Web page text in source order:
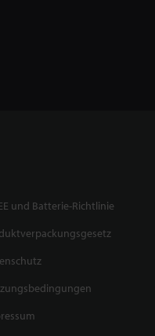
und Batterie-Richtlinie